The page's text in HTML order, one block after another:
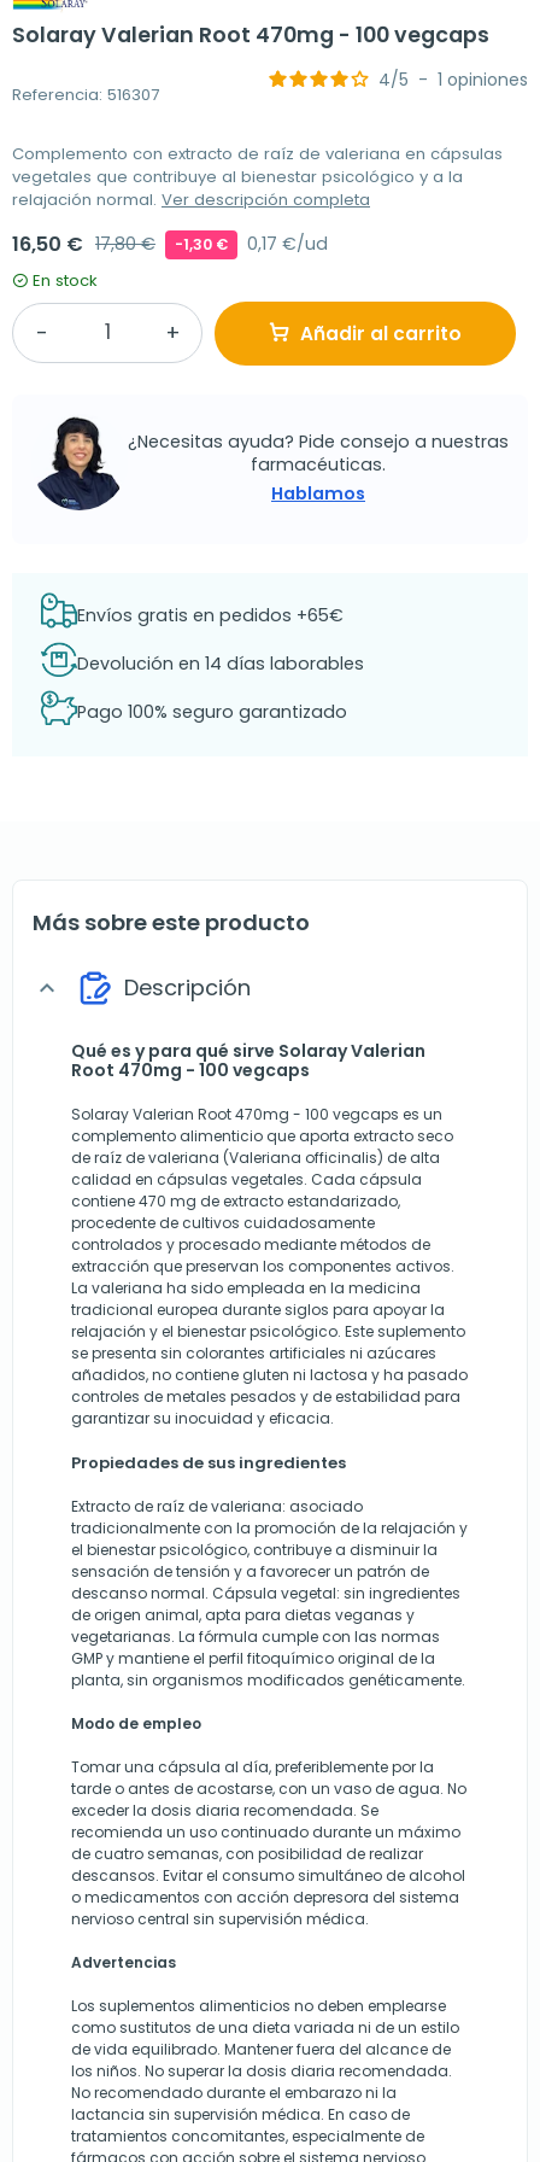
Solaray Valerian Root 470mg - 100 vegcaps
Referencia: 516307
4/5 - 1 opiniones
Complemento con extracto de raíz de valeriana en cápsulas
vegetales que contribuye al bienestar psicológico y a la
relajación normal. Ver descripción completa
16,50 € 17,80 € -1,30 € 0,17 €/ud
En stock
Añadir al carrito
¿Necesitas ayuda? Pide consejo a nuestras
farmacéuticas.
Hablamos
Envíos gratis en pedidos +65€
Devolución en 14 días laborables
Pago 100% seguro garantizado
Más sobre este producto
expand_more Descripción
Qué es y para qué sirve Solaray Valerian
Root 470mg - 100 vegcaps
Solaray Valerian Root 470mg - 100 vegcaps es un
complemento alimenticio que aporta extracto seco
de raíz de valeriana (Valeriana officinalis) de alta
calidad en cápsulas vegetales. Cada cápsula
contiene 470 mg de extracto estandarizado,
procedente de cultivos cuidadosamente
controlados y procesado mediante métodos de
extracción que preservan los componentes activos.
La valeriana ha sido empleada en la medicina
tradicional europea durante siglos para apoyar la
relajación y el bienestar psicológico. Este suplemento
se presenta sin colorantes artificiales ni azúcares
añadidos, no contiene gluten ni lactosa y ha pasado
controles de metales pesados y de estabilidad para
garantizar su inocuidad y eficacia.
Propiedades de sus ingredientes
Extracto de raíz de valeriana: asociado
tradicionalmente con la promoción de la relajación y
el bienestar psicológico, contribuye a disminuir la
sensación de tensión y a favorecer un patrón de
descanso normal. Cápsula vegetal: sin ingredientes
de origen animal, apta para dietas veganas y
vegetarianas. La fórmula cumple con las normas
GMP y mantiene el perfil fitoquímico original de la
planta, sin organismos modificados genéticamente.
Modo de empleo
Tomar una cápsula al día, preferiblemente por la
tarde o antes de acostarse, con un vaso de agua. No
exceder la dosis diaria recomendada. Se
recomienda un uso continuado durante un máximo
de cuatro semanas, con posibilidad de realizar
descansos. Evitar el consumo simultáneo de alcohol
o medicamentos con acción depresora del sistema
nervioso central sin supervisión médica.
Advertencias
Los suplementos alimenticios no deben emplearse
como sustitutos de una dieta variada ni de un estilo
de vida equilibrado. Mantener fuera del alcance de
los niños. No superar la dosis diaria recomendada.
No recomendado durante el embarazo ni la
lactancia sin supervisión médica. En caso de
tratamientos concomitantes, especialmente de
fármacos con acción sobre el sistema nervioso